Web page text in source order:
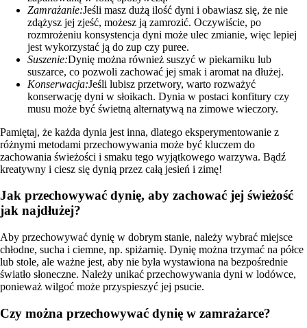
Zamrażanie:Jeśli masz dużą ilość dyni i obawiasz się, że nie
zdążysz jej zjeść, możesz ją zamrozić. Oczywiście, po
rozmrożeniu konsystencja dyni może ulec zmianie, więc lepiej
jest wykorzystać ją do zup czy puree.
Suszenie:Dynię można również suszyć w piekarniku lub
suszarce, co pozwoli zachować jej smak i aromat na dłużej.
Konserwacja:Jeśli lubisz przetwory, warto rozważyć
konserwację dyni w słoikach. Dynia w postaci konfitury czy
musu może być świetną alternatywą na zimowe wieczory.
Pamiętaj, że każda dynia jest inna, dlatego eksperymentowanie z
różnymi metodami przechowywania może być kluczem do
zachowania świeżości i smaku tego wyjątkowego warzywa. Bądź
kreatywny i ciesz się dynią przez całą jesień i zimę!
Jak przechowywać dynię, aby zachować jej świeżość
jak najdłużej?
Aby przechowywać dynię w dobrym stanie, należy wybrać miejsce
chłodne, sucha i ciemne, np. spiżarnię. Dynię można trzymać na półce
lub stole, ale ważne jest, aby nie była wystawiona na bezpośrednie
światło słoneczne. Należy unikać przechowywania dyni w lodówce,
ponieważ wilgoć może przyspieszyć jej psucie.
Czy można przechowywać dynię w zamrażarce?